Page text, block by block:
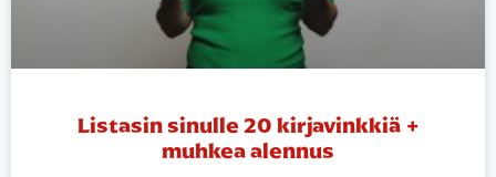
Listasin sinulle 20 kirjavinkkiä +
muhkea alennus